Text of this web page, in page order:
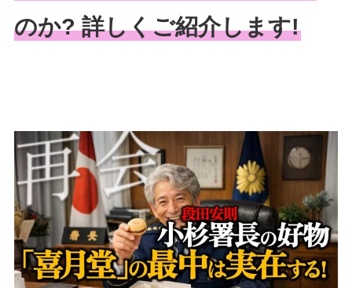
のか? 詳しくご紹介します!